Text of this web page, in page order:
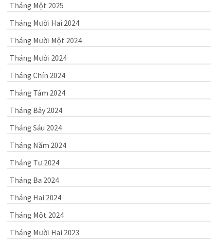
Tháng Một 2025
Tháng Mười Hai 2024
Tháng Mười Một 2024
Tháng Mười 2024
Tháng Chín 2024
Tháng Tám 2024
Tháng Bảy 2024
Tháng Sáu 2024
Tháng Năm 2024
Tháng Tư 2024
Tháng Ba 2024
Tháng Hai 2024
Tháng Một 2024
Tháng Mười Hai 2023